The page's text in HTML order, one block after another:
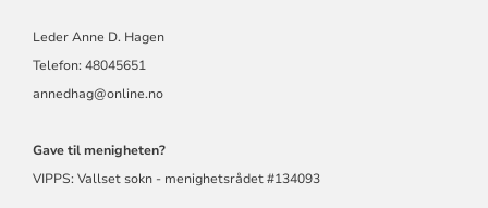
Leder Anne D. Hagen
Telefon: 48045651
annedhag@online.no
Gave til menigheten?
VIPPS: Vallset sokn - menighetsrådet #134093